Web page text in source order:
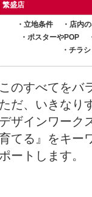
繁盛店
・立地条件 ・店内
・ポスターやPOP
・チラ
このすべてをバ
ただ、いきなり
デザインワーク
てる』をキー
ポートします。